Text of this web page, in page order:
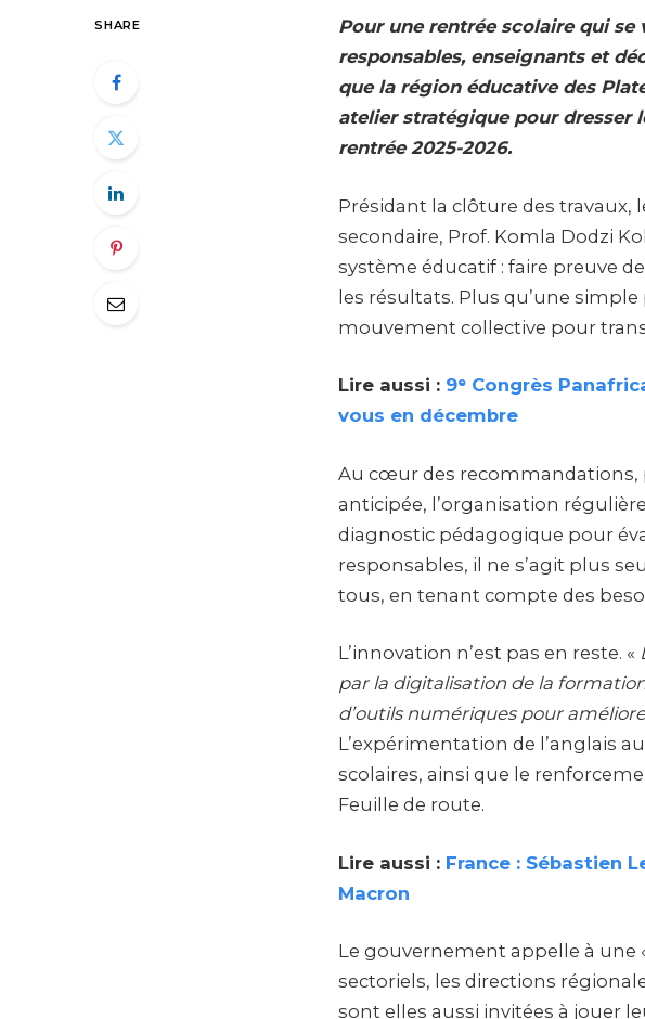
SHARE
Pour une rentrée scolaire qui
responsables, enseignants et
que la région éducative des
atelier stratégique pour dresser
rentrée 2025-2026.
Présidant la clôture des
secondaire, Prof. Komla Dodzi
système éducatif : faire preuve
les résultats. Plus qu’une
mouvement collective pour
Lire aussi : 9ᵉ Congrès
vous en décembre
Au cœur des recommandations,
anticipée, l’organisation
diagnostic pédagogique pour
responsables, il ne s’agit plus
tous, en tenant compte des
L’innovation n’est pas en reste. «
par la digitalisation de la
d’outils numériques pour
L’expérimentation de l’anglais
scolaires, ainsi que le
Feuille de route.
Lire aussi : France : Sébastien
Macron
Le gouvernement appelle à une
sectoriels, les directions
sont elles aussi invitées à jouer